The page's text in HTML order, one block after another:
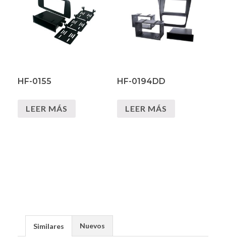
HF-0155
LEER MÁS
HF-0194DD
LEER MÁS
Similares Nuevos